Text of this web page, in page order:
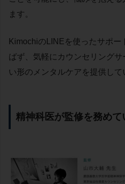
ます。
KimochiのLINEを使ったサポー
ばず、気軽にカウンセリング
い形のメンタルケアを提供して
精神科医が監修を務め